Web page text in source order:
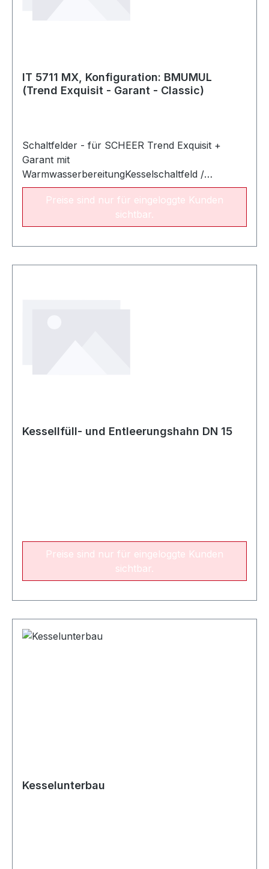
IT 5711 MX, Konfiguration: BMUMUL
(Trend Exquisit - Garant - Classic)
Schaltfelder - für SCHEER Trend Exquisit +
Garant mit
WarmwasserbereitungKesselschaltfeld /
witterungsgeführter Regler - IT 5711 MX,
Konfiguration: BMUMUL1-stufiger
Brennerbetrieb - gleitende
MischerkreisePumpenstandschutzWarmwasserv
ZirkulationspumpeSteuerung einer Solaranlage
Preise sind nur für eingeloggte Kunden
sichtbar.
Kessellfüll- und Entleerungshahn DN 15
Preise sind nur für eingeloggte Kunden
sichtbar.
Kesselunterbau